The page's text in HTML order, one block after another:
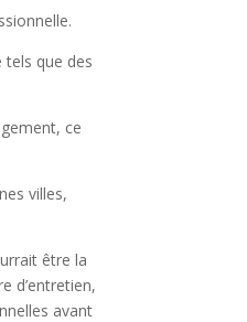
tels que des
ce
villes,
être la
d’entretien,
avant